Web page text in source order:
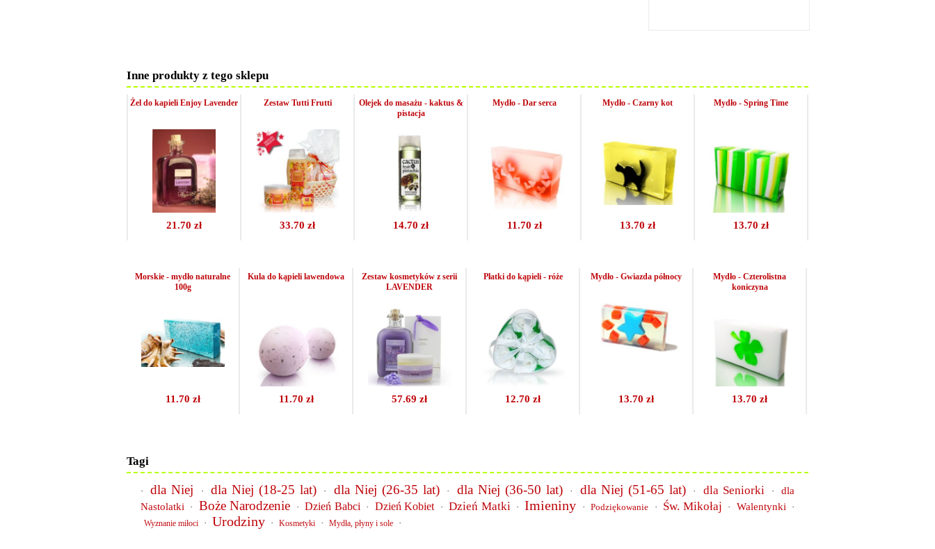
Inne produkty z tego sklepu
21.70 zł
Żel do kapieli Enjoy Lavender
33.70 zł
Zestaw Tutti Frutti
14.70 zł
Olejek do masażu - kaktus &
pistacja
11.70 zł
Mydło - Dar serca
13.70 zł
Mydło - Czarny kot
13.70 zł
Mydło - Spring Time
11.70 zł
Morskie - mydło naturalne
100g
11.70 zł
Kula do kąpieli lawendowa
57.69 zł
Zestaw kosmetyków z serii
LAVENDER
12.70 zł
Płatki do kąpieli - róże
13.70 zł
Mydło - Gwiazda północy
13.70 zł
Mydło - Czterolistna
koniczyna
Tagi
· dla Niej · dla Niej (18-25 lat) · dla Niej (26-35 lat) · dla Niej (36-50 lat) · dla Niej (51-65 lat) · dla Seniorki ·
dla
Nastolatki
· Boże Narodzenie · Dzień Babci · Dzień Kobiet · Dzień Matki · Imieniny · Podziękowanie · Św. Mikołaj · Walentynki ·
Wyznanie miłoci · Urodziny · Kosmetyki · Mydła, płyny i sole ·